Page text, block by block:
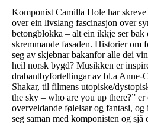
Komponist Camilla Hole har
over ein livslang fascinasjon over
betongblokka – alt ein ikkje ser bak
skremmande fasaden. Historier
seg av skjebnar bakanfor alle dei
heil norsk bygd? Musikken er
drabantbyfortellingar av bl.a Anne-
Shakar, til filmens utopiske/
the sky – who are you up there?”
overveldande følelsar og fantasi,
seg saman med komponisten og sjå